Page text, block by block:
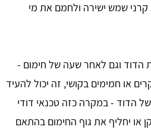
שמש ישירה ולחמם את מי
וגם לאחר שעה של חימום -
או חמימים בקושי, זה יכול להעיד
הדוד - במקרה כזה טכנאי דודי
או יחליף את גוף החימום בהתאם